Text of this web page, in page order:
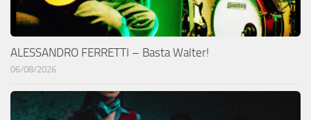
ALESSANDRO FERRETTI – Basta Walter!
06/08/2026